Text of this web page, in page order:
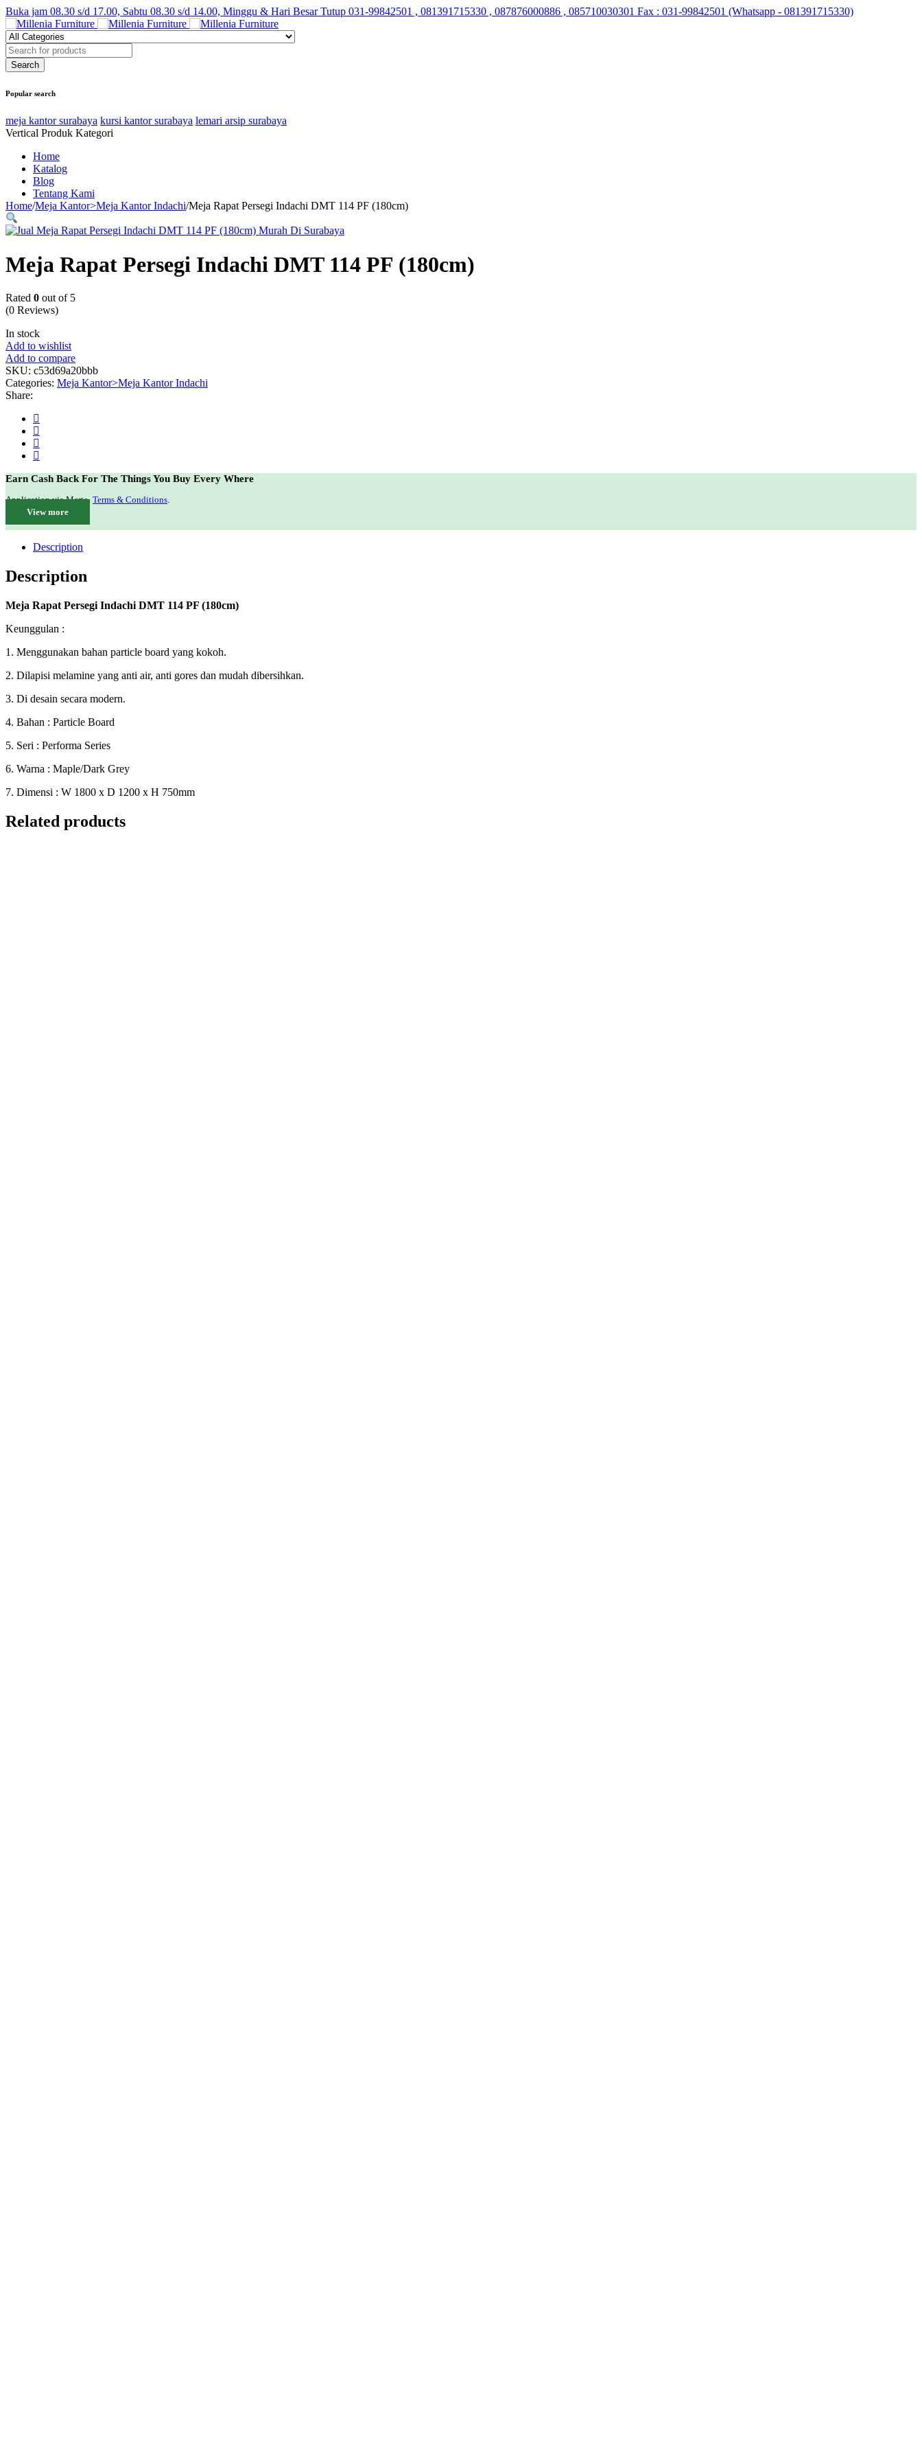
Buka jam 08.30 s/d 17.00, Sabtu 08.30 s/d 14.00, Minggu & Hari Besar Tutup 031-99842501 , 081391715330 , 087876000886 , 085710030301 Fax : 031-99842501 (Whatsapp - 081391715330)
Popular search
meja kantor surabaya kursi kantor surabaya lemari arsip surabaya
Vertical Produk Kategori
Home
Katalog
Blog
Tentang Kami
Home/Meja Kantor>Meja Kantor Indachi/Meja Rapat Persegi Indachi DMT 114 PF (180cm)
Meja Rapat Persegi Indachi DMT 114 PF (180cm)
Rated 0 out of 5
(0 Reviews)
In stock
Add to wishlist
Add to compare
SKU: c53d69a20bbb
Categories: Meja Kantor>Meja Kantor Indachi
Share:
Earn Cash Back For The Things You Buy Every Where
Application via Merto. Terms & Conditions.
View more
Description
Description
Meja Rapat Persegi Indachi DMT 114 PF (180cm)
Keunggulan :
1. Menggunakan bahan particle board yang kokoh.
2. Dilapisi melamine yang anti air, anti gores dan mudah dibersihkan.
3. Di desain secara modern.
4. Bahan : Particle Board
5. Seri : Performa Series
6. Warna : Maple/Dark Grey
7. Dimensi : W 1800 x D 1200 x H 750mm
Related products